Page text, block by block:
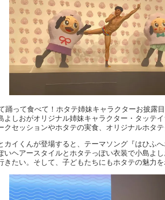
踊って食べて！ホタテ姉妹キャラクターお披露
よしおがオリジナル姉妹キャラクター・タッテ
クセッションやホタテの実食、オリジナルホタテ
カイくんが登場すると、テーマソング『はひふ
いヘアースタイルとホタテっぽい衣装で小島よ
きたい。そして、子どもたちにもホタテの魅力を